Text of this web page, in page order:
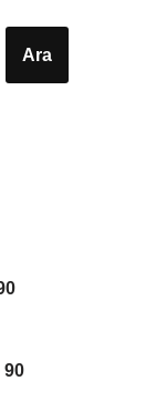
Ara
90